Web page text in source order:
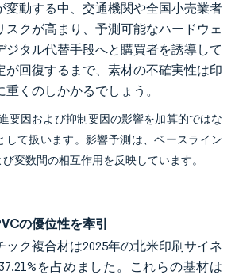
変動する中、交通機関や全国小売業者
スクが高まり、予測可能なハードウェ
ジタル代替手段へと購買者を誘導して
が回復するまで、素材の不確実性は印
くのしかかるでしょう。
要因および抑制要因の影響を加算的ではな
して扱います。影響予測は、ベースライン
変数間の相互作用を反映しています。
の優位性を牽引
ック複合材は2025年の北米印刷サイネ
を占めました。これらの基材は